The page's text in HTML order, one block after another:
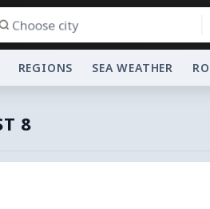
REGIONS SEA WEATHER
8